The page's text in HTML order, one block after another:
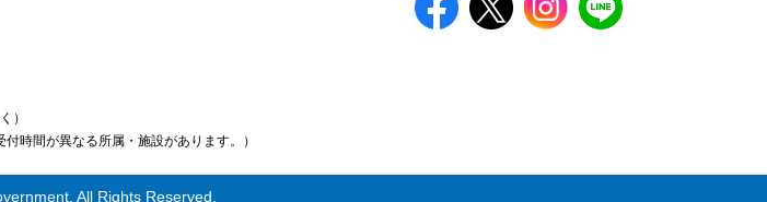
）
時間が異なる所属・施設があります。）
All Rights Reserved.